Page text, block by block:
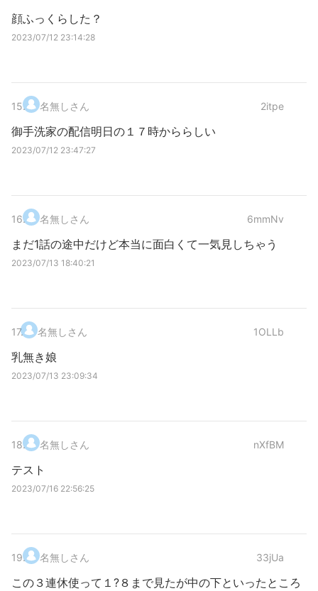
顔ふっくらした？
2023/07/12 23:14:28
15. 名無しさん 2itpe
御手洗家の配信明日の１７時かららしい
2023/07/12 23:47:27
16. 名無しさん 6mmNv
まだ1話の途中だけど本当に面白くて一気見しちゃう
2023/07/13 18:40:21
17. 名無しさん 1OLLb
乳無き娘
2023/07/13 23:09:34
18. 名無しさん nXfBM
テスト
2023/07/16 22:56:25
19. 名無しさん 33jUa
この３連休使って１?８まで見たが中の下といったところ